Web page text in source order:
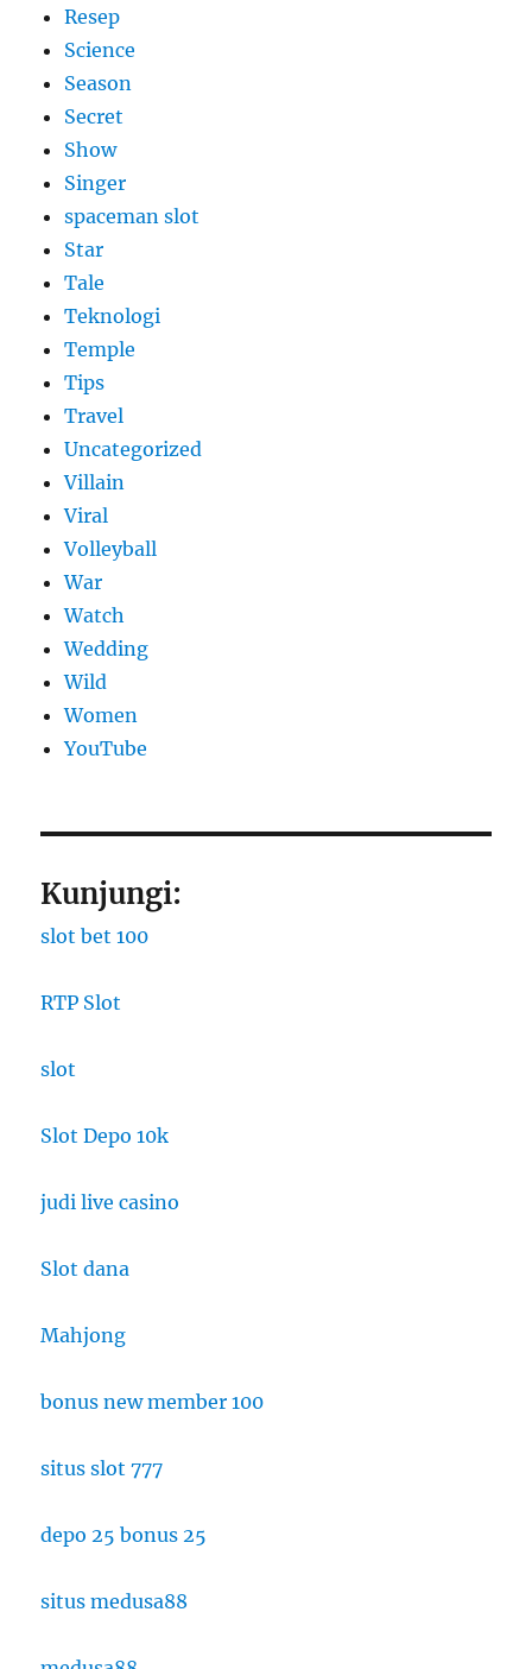
Resep
Science
Season
Secret
Show
Singer
spaceman slot
Star
Tale
Teknologi
Temple
Tips
Travel
Uncategorized
Villain
Viral
Volleyball
War
Watch
Wedding
Wild
Women
YouTube
Kunjungi:
slot bet 100
RTP Slot
slot
Slot Depo 10k
judi live casino
Slot dana
Mahjong
bonus new member 100
situs slot 777
depo 25 bonus 25
situs medusa88